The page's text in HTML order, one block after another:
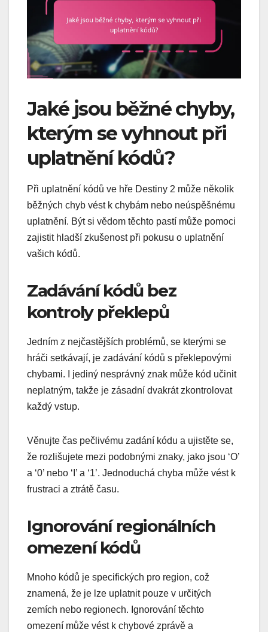
Jaké jsou běžné chyby,
kterým se vyhnout při
uplatnění kódů?
Při uplatnění kódů ve hře Destiny 2 může několik
běžných chyb vést k chybám nebo neúspěšnému
uplatnění. Být si vědom těchto pastí může pomoci
zajistit hladší zkušenost při pokusu o uplatnění
vašich kódů.
Zadávání kódů bez
kontroly překlepů
Jedním z nejčastějších problémů, se kterými se
hráči setkávají, je zadávání kódů s překlepovými
chybami. I jediný nesprávný znak může kód učinit
neplatným, takže je zásadní dvakrát zkontrolovat
každý vstup.
Věnujte čas pečlivému zadání kódu a ujistěte se,
že rozlišujete mezi podobnými znaky, jako jsou ‘O’
a ‘0’ nebo ‘I’ a ‘1’. Jednoduchá chyba může vést k
frustraci a ztrátě času.
Ignorování regionálních
omezení kódů
Mnoho kódů je specifických pro region, což
znamená, že je lze uplatnit pouze v určitých
zemích nebo regionech. Ignorování těchto
omezení může vést k chybové zprávě a